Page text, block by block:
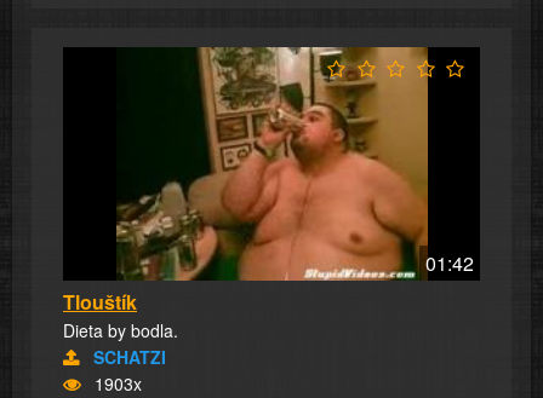
01:42
Tlouštík
Dieta by bodla.
SCHATZI
1903x